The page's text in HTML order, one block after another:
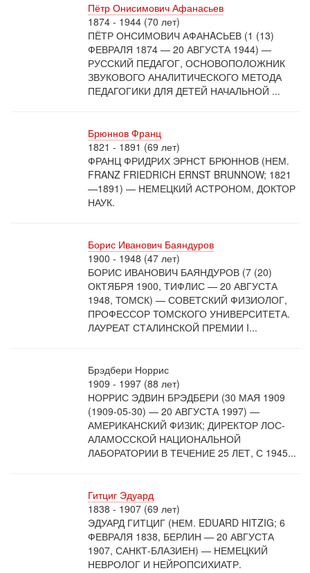
Пётр Онисимович Афанасьев
1874 - 1944 (70 лет)
ПЁТР ОНСИМОВИЧ АФАНAСЬЕВ (1 (13)
ФЕВРАЛЯ 1874 — 20 АВГУСТА 1944) —
РУССКИЙ ПЕДАГОГ, ОСНОВОПОЛОЖНИК
ЗВУКОВОГО АНАЛИТИЧЕСКОГО МЕТОДА
ПЕДАГОГИКИ ДЛЯ ДЕТЕЙ НАЧАЛЬНОЙ ...
Брюннов Франц
1821 - 1891 (69 лет)
ФРАНЦ ФРИДРИХ ЭРНСТ БРЮННОВ (НЕМ.
FRANZ FRIEDRICH ERNST BRUNNOW; 1821
—1891) — НЕМЕЦКИЙ АСТРОНОМ, ДОКТОР
НАУК.
Борис Иванович Баяндуров
1900 - 1948 (47 лет)
БОРИС ИВАНОВИЧ БАЯНДУРОВ (7 (20)
ОКТЯБРЯ 1900, ТИФЛИС — 20 АВГУСТА
1948, ТОМСК) — СОВЕТСКИЙ ФИЗИОЛОГ,
ПРОФЕССОР ТОМСКОГО УНИВЕРСИТЕТА.
ЛАУРЕАТ СТАЛИНСКОЙ ПРЕМИИ I...
Брэдбери Норрис
1909 - 1997 (88 лет)
НОРРИС ЭДВИН БРЭДБЕРИ (30 МАЯ 1909
(1909-05-30) — 20 АВГУСТА 1997) —
АМЕРИКАНСКИЙ ФИЗИК; ДИРЕКТОР ЛОС-
АЛАМОССКОЙ НАЦИОНАЛЬНОЙ
ЛАБОРАТОРИИ В ТЕЧЕНИЕ 25 ЛЕТ, С 1945...
Гитциг Эдуард
1838 - 1907 (69 лет)
ЭДУАРД ГИТЦИГ (НЕМ. EDUARD HITZIG; 6
ФЕВРАЛЯ 1838, БЕРЛИН — 20 АВГУСТА
1907, САНКТ-БЛАЗИЕН) — НЕМЕЦКИЙ
НЕВРОЛОГ И НЕЙРОПСИХИАТР.